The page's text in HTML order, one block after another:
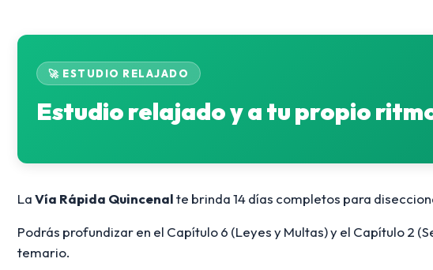
🚀 ESTUDIO RELAJADO
Estudio relajado y a tu propio
LaVía Rápida Quincenalte brinda 14 días completos para
Podrás profundizar en el Capítulo 6 (Leyes y Multas) y el Capítulo 2
temario.